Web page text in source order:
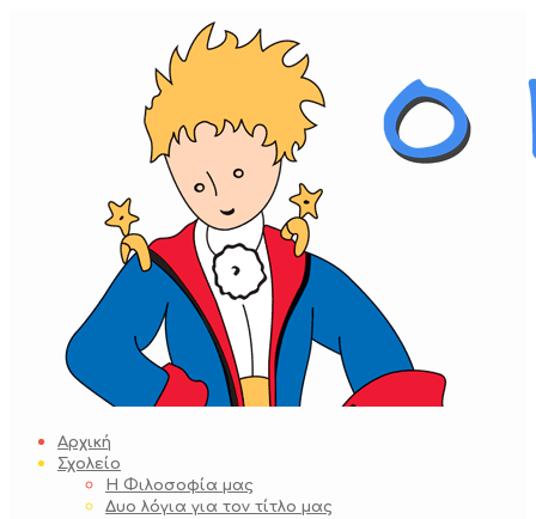
Αρχική
Σχολείο
Η Φιλοσοφία μας
Δυο λόγια για τον τίτλο μας